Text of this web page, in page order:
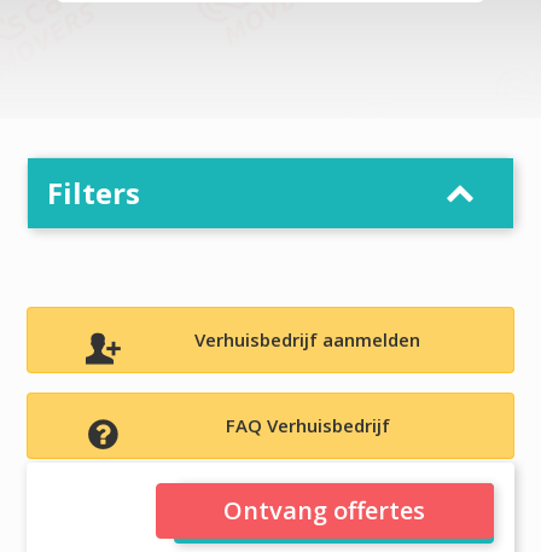
Filters
Verhuisbedrijf aanmelden
FAQ Verhuisbedrijf
Contour Logistics Inc.
Ontvang offertes